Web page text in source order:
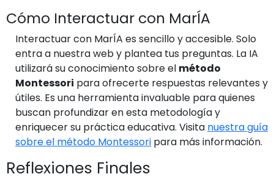
Cómo Interactuar con MarÍA
Interactuar con MarÍA es sencillo y accesible. Solo
entra a nuestra web y plantea tus preguntas. La IA
utilizará su conocimiento sobre el método
Montessori para ofrecerte respuestas relevantes y
útiles. Es una herramienta invaluable para quienes
buscan profundizar en esta metodología y
enriquecer su práctica educativa. Visita nuestra guía
sobre el método Montessori para más información.
Reflexiones Finales